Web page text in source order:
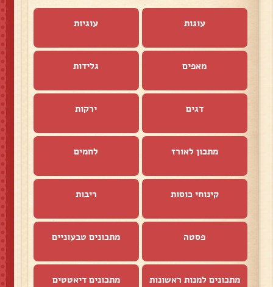
עוגות עוגיות
מאפים גלידות
דגים ירקות
מתכון לאורז לחמים
קינוחי כוסות ריבות
פסטה מתכונים טבעוניים
מתכונים למנות ראשונות מתכונים דיאטטים